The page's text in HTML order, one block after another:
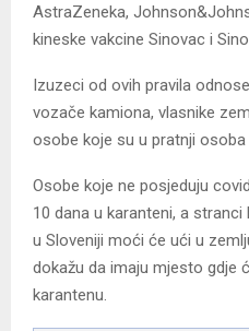
AstraZeneka,
kineske vakcine Sinovac i
Izuzeci od ovih pravila
vozače kamiona, vlasnike
osobe koje su u pratnji
Osobe koje ne posjeduju
10 dana u karanteni, a
u Sloveniji moći će ući u
dokažu da imaju mjesto gdje
karantenu.